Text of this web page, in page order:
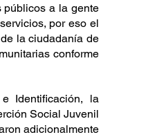
públicos a la gente
por eso el
la ciudadanía de
conforme
Identificación, la
Social Juvenil
adicionalmente